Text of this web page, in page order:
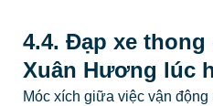
4.4. Đạp xe
Xuân Hương lúc
Móc xích giữa việc vận